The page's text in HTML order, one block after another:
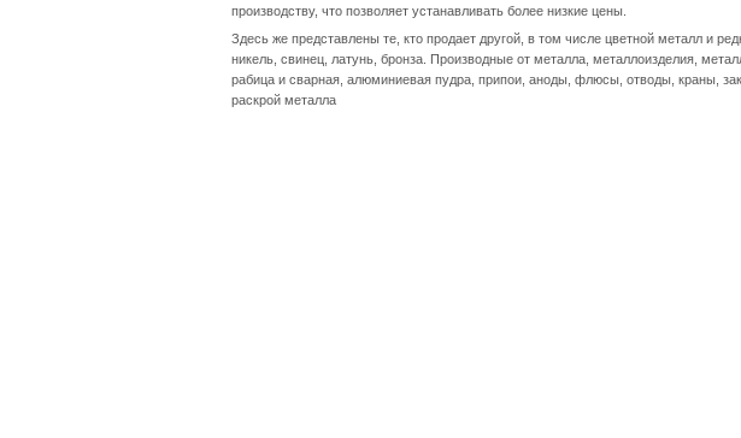
производству, что позволяет устанавливать более низкие цены.
Здесь же представлены те, кто продает другой, в том числе цветной металл и
никель, свинец, латунь, бронза. Производные от металла, металлоизделия,
рабица и сварная, алюминиевая пудра, припои, аноды, флюсы, отводы, краны,
раскрой металла